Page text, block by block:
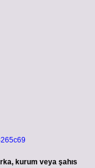
kurum veya şahıs